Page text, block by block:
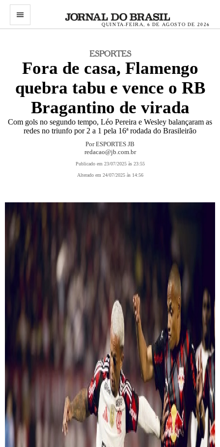
menu
QUINTA-FEIRA, 6 DE AGOSTO DE 2026
ESPORTES
Fora de casa, Flamengo
quebra tabu e vence o RB
Bragantino de virada
Com gols no segundo tempo, Léo Pereira e Wesley balançaram as
redes no triunfo por 2 a 1 pela 16ª rodada do Brasileirão
Por ESPORTES JB
redacao@jb.com.br
Publicado em 23/07/2025 às 23:55
Alterado em 24/07/2025 às 14:56